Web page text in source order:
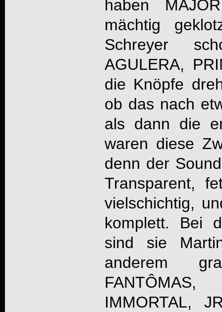
haben
mächtig
Schreyer
AGULERA,
die Knöpfe
ob das nach
als dann die
waren diese
denn der
Transparent,
vielschichtig,
komplett. Bei
sind sie
anderem
IMMORTAL,